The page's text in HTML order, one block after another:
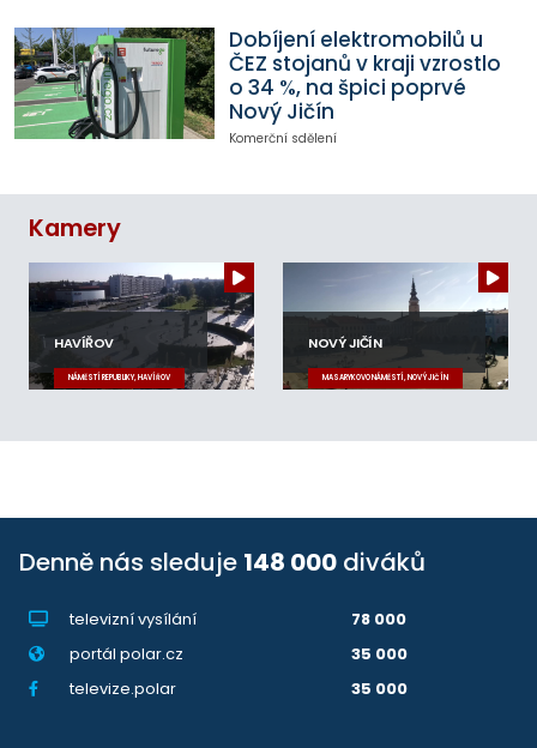
Dobíjení elektromobilů u
ČEZ stojanů v kraji vzrostlo
o 34 %, na špici poprvé
Nový Jičín
Komerční sdělení
Kamery
HAVÍŘOV
NÁMĚSTÍ REPUBLIKY, HAVÍŘOV
NOVÝ JIČÍN
MASARYKOVO NÁMĚSTÍ, NOVÝ JIČÍN
Denně nás sleduje 148 000 diváků
televizní vysílání
78 000
portál polar.cz
35 000
televize.polar
35 000